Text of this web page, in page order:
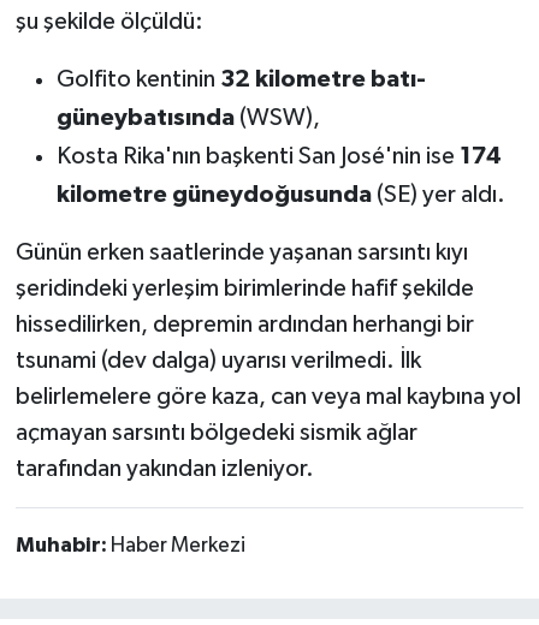
şu şekilde ölçüldü:
Golfito kentinin 32 kilometre batı-
güneybatısında(WSW),
Kosta Rika'nın başkenti San José'nin ise 174
kilometre güneydoğusunda(SE) yer aldı.
Günün erken saatlerinde yaşanan sarsıntı kıyı
şeridindeki yerleşim birimlerinde hafif şekilde
hissedilirken, depremin ardından herhangi bir
tsunami (dev dalga) uyarısı verilmedi. İlk
belirlemelere göre kaza, can veya mal kaybına yol
açmayan sarsıntı bölgedeki sismik ağlar
tarafından yakından izleniyor.
Muhabir: Haber Merkezi
SÜRMANŞET
Susurluk
TEKNOLOJİ
Trend
VİZYONDAKİLER
YAŞAM